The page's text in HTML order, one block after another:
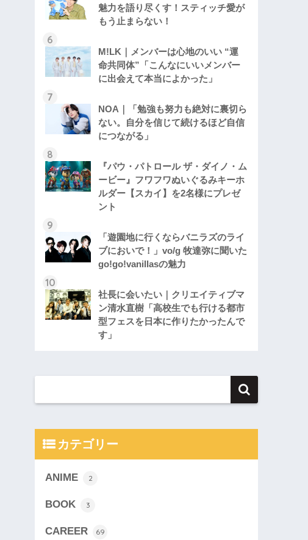
魅力を語り尽くす！スティッチ愛が
もう止まらない！
M!LK｜メンバーは心地のいい “運
命共同体”「こんなにいいメンバー
に出会えて本当によかった」
NOA｜「勉強も努力も絶対に裏切ら
ない。自分を信じて続けるほど自信
につながる」
『パウ・パトロール ザ・ダイノ・ム
ービー』フワフワぬいぐるみキーホ
ルダー【スカイ】を2名様にプレゼ
ント
「遊園地に行くならバニラズのライ
ブにおいで！」vo/g 牧達弥に聞いた
go!go!vanillasの魅力
社長に会いたい｜クリエイティブマ
ン清水直樹「高校生でも行ける都市
型フェスを日本に作りたかったんで
す」
カテゴリー
ANIME 2
BOOK 3
CAREER 69